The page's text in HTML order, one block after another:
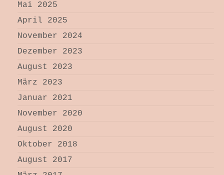
Mai 2025
April 2025
November 2024
Dezember 2023
August 2023
März 2023
Januar 2021
November 2020
August 2020
Oktober 2018
August 2017